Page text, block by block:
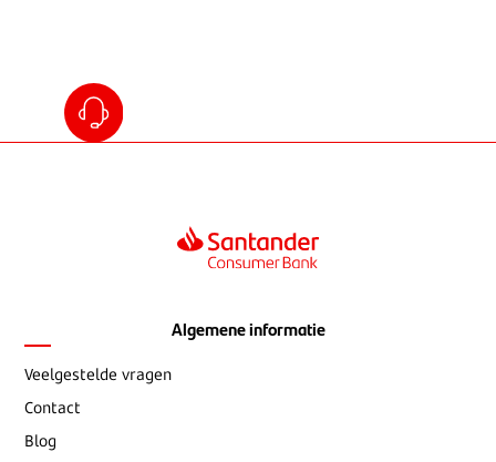
Algemene informatie
Veelgestelde vragen
Contact
Blog